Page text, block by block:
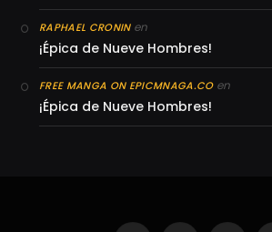
RAPHAEL CRONINen
¡Épica de Nueve Hombres!
FREE MANGA ON EPICMNAGA.COen
¡Épica de Nueve Hombres!